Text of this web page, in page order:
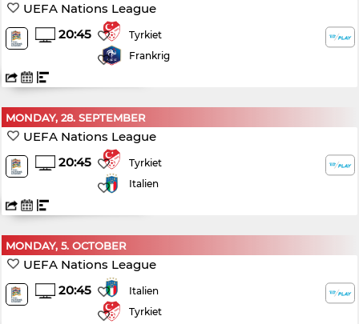
UEFA Nations League
20:45
Tyrkiet
Frankrig
MONDAY, 28. SEPTEMBER
UEFA Nations League
20:45
Tyrkiet
Italien
MONDAY, 5. OCTOBER
UEFA Nations League
20:45
Italien
Tyrkiet